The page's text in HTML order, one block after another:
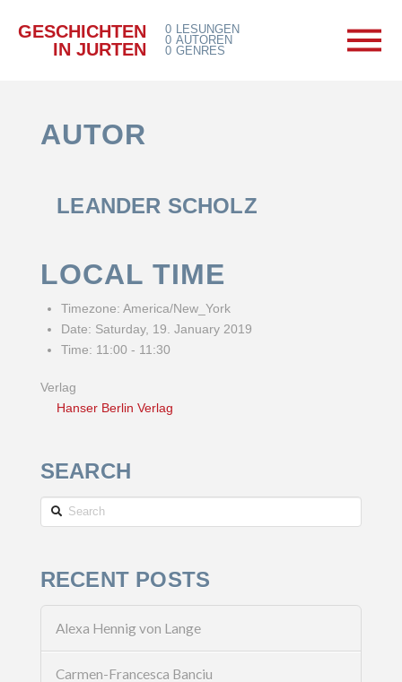
GESCHICHTEN
IN JURTEN
0
0
0
LESUNGEN
AUTOREN
GENRES
AUTOR
LEANDER SCHOLZ
LOCAL TIME
Timezone: America/New_York
Date: Saturday, 19. January 2019
Time: 11:00 - 11:30
Verlag
Hanser Berlin Verlag
SEARCH
Search
RECENT POSTS
Alexa Hennig von Lange
Carmen-Francesca Banciu